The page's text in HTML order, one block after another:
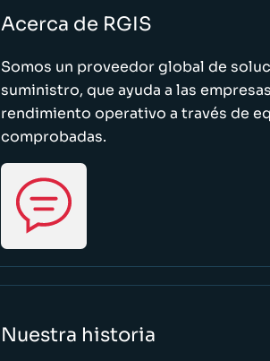
Acerca de RGIS
Somos un proveedor global de
suministro, que ayuda a las
rendimiento operativo a través de
comprobadas.
Nuestra historia